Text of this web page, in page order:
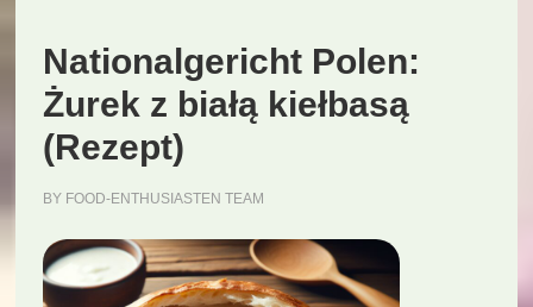
Nationalgericht Polen:
Żurek z białą kiełbasą
(Rezept)
BY FOOD-ENTHUSIASTEN TEAM